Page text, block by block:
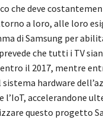
che deve
a loro, alle loro
di Samsung per
che tutti i TV
il 2017, mentre
hardware
l’IoT, accelerandone
questo progetto